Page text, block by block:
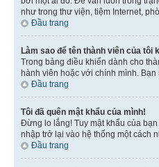
như trong thư viện, tiệm Internet,
Đầu trang
Làm sao để tên thành viên của tôi
Trong bảng điều khiển dành cho
hành viên hoặc với chính mình.
Đầu trang
Tôi đã quên mật khẩu của mình!
Đừng lo lắng! Tuy mật khẩu của
nhập trở lại vào hệ thống một cách
Đầu trang